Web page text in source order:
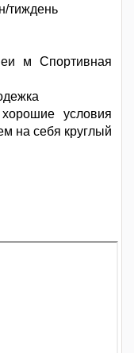
тиждень
м Спортивная
условия
на себя круглый